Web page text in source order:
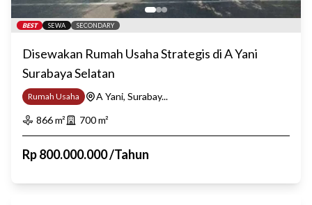
BEST SEWA SECONDARY
Disewakan Rumah Usaha Strategis di A Yani
Surabaya Selatan
Rumah Usaha
A Yani, Surabay...
866m² 700m²
Rp800.000.000/Tahun